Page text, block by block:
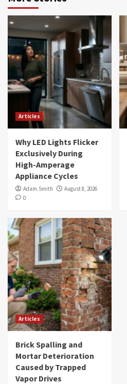
Articles
Why LED Lights Flicker
Exclusively During
High-Amperage
Appliance Cycles
Adam.Smith
August 8, 2026
0
Articles
Brick Spalling and
Mortar Deterioration
Caused by Trapped
Vapor Drives